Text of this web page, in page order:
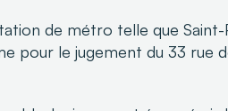
de métro telle que Saint-
pour le jugement du 33 rue